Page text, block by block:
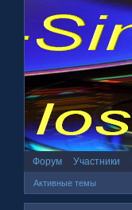
Форум Участники
Активные темы